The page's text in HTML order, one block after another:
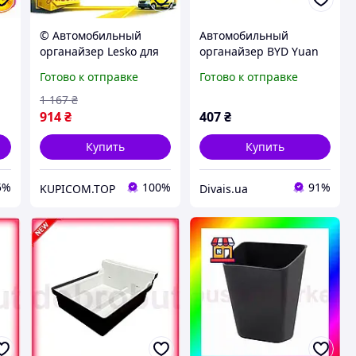
© Автомобильный
органайзер Lesko для
белый пластиковый
органайзер для
центральной конс
Готово к отправке
914 ₴
1 167 ₴
Купить
KUPICOM.TOP 100%
Автомобильный
органайзер BYD Yuan
задней части
хранения мусора
Готово к отправке
407₴
Купить
Divais.ua 91%